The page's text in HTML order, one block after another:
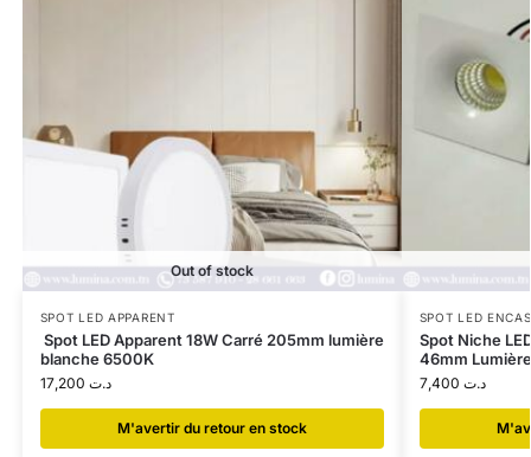
Out of stock
SPOT LED APPARENT
Spot LED Apparent 18W Carré 205mm lumière
blanche 6500K
د.ت
​M'avertir du retour en stock
SPOT LED
Spot Niche
46mm
د.ت